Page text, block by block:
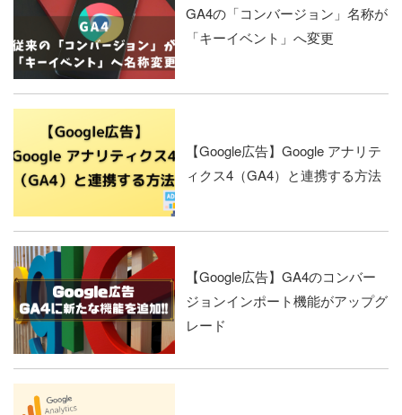
GA4の「コンバージョン」名称が
「キーイベント」へ変更
【Google広告】Google アナリテ
ィクス4（GA4）と連携する方法
【Google広告】GA4のコンバー
ジョンインポート機能がアップグ
レード